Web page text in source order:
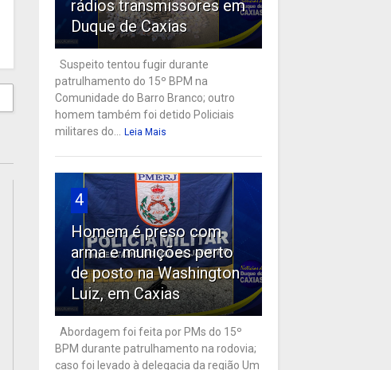
rádios transmissores em
Duque de Caxias
Suspeito tentou fugir durante
patrulhamento do 15º BPM na
Comunidade do Barro Branco; outro
homem também foi detido Policiais
militares do...
Leia Mais
4
Homem é preso com
arma e munições perto
de posto na Washington
Luiz, em Caxias
Abordagem foi feita por PMs do 15º
BPM durante patrulhamento na rodovia;
caso foi levado à delegacia da região Um